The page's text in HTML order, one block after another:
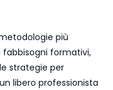
più
fabbisogni formativi,
strategie per
libero professionista